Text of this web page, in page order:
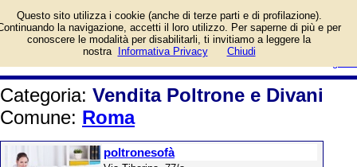
Categoria: Vendita Poltrone e Divani
Comune: Roma
poltronesofà
Questo sito utilizza i cookie (anche di terze parti e di profilazione).
la navigazione, accetti il loro utilizzo. Per saperne di più e per
conoscere le modalità per disabilitarli, ti invitiamo a leggere la
nostra
Informativa Privacy Chiudi